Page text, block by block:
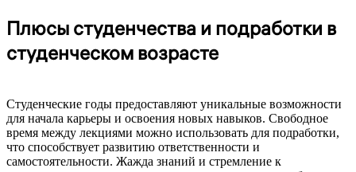
Плюсы студенчества и подработки в
студенческом возрасте
Студенческие годы предоставляют уникальные возможности
для начала карьеры и освоения новых навыков. Свободное
время между лекциями можно использовать для подработки,
что способствует развитию ответственности и
самостоятельности. Жажда знаний и стремление к